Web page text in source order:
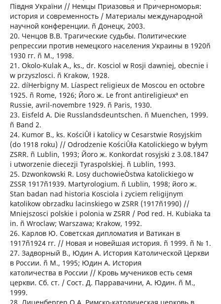
Півдня України // Немцы Приазовья и Причерноморья:
история и современность / Материалы международной
научной конференции. ñ Донецк, 2003.
20. Ченцов В.В. Трагические судьбы. Политические
репрессии против немецкого населения Украины в 1920ñ
1930 гг. ñ М., 1998.
21. Okolo-Kulak A., ks., dr. Kosciol w Rosji dawniej, obecnie i
w przyszlosci. ñ Krakow, 1928.
22. díHerbigny M. Líaspect religieux de Moscou en octobre
1925. ñ Rome, 1926; Його ж. Le ´front antireligieuxª en
Russie, avril-novembre 1929. ñ Paris, 1930.
23. Eisfeld A. Die Russlandsdeuntschen. ñ Muenchen, 1999.
ñ Band 2.
24. Kumor B., ks. KościÛł i katolicy w Cesarstwie Rosyjskim
(do 1918 roku) // Odrodzenie KościÛła Katolickiego w byłym
ZSRR. ñ Lublin, 1993; Його ж. Konkordat rosyjski z 3.08.1847
i utworzenie diecezji Tyraspolskiej. ñ Lublin, 1993.
25. Dzwonkowski R. Losy duchowieÒstwa katolickiego w
ZSSR 1917ñ1939. Martyrologium. ñ Lublin, 1998; його ж.
Stan badan nad historia Kosciola i zyciem religijnym
katolikow obrzadku lacinskiego w ZSRR (1917ñ1990) //
Mniejszosci polskie i polonia w ZSRR / Pod red. H. Kubiaka ta
in. ñ Wroclaw; Warszawa; Krakow, 1992.
26. Карлов Ю. Советская дипломатия и Ватикан в
1917ñ1924 гг. // Новая и новейшая история. ñ 1999. ñ № 1.
27. Задворный В., Юдин А. История Католической Церкви
в России. ñ М., 1995; Юдин А. История
католичества в России // Кровь мучеников есть семя
церкви. Сб. ст. / Сост. Д. Парравачини, А. Юдин. ñ М.,
1999.